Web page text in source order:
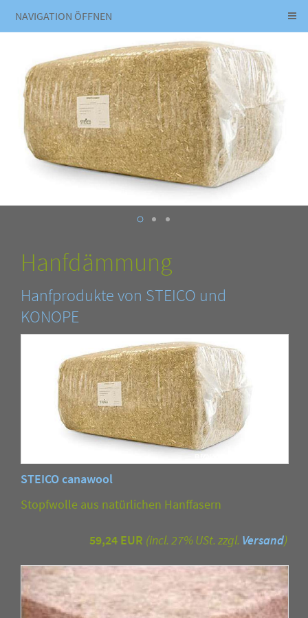
NAVIGATION ÖFFNEN
Hanfdämmung
Hanfprodukte von STEICO und
KONOPE
STEICO canawool
Stopfwolle aus natürlichen Hanffasern
59,24 EUR (incl. 27% USt. zzgl. Versand)